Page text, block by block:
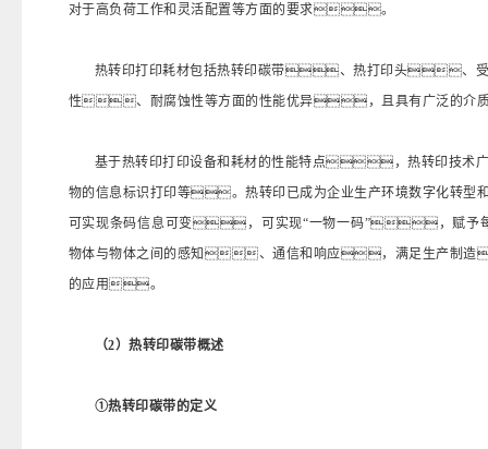
对于高负荷工作和灵活配置等方面的要求。
热转印打印耗材包括热转印碳带、热打印头
性、耐腐蚀性等方面的性能优异，且具有广泛的
基于热转印打印设备和耗材的性能特点，热转印技术
物的信息标识打印等。热转印已成为企业生产环境数字化转型
可实现条码信息可变，可实现“一物一码”，赋
物体与物体之间的感知、通信和响应，满足生产制
的应用。
（2）热转印碳带概述
①热转印碳带的定义